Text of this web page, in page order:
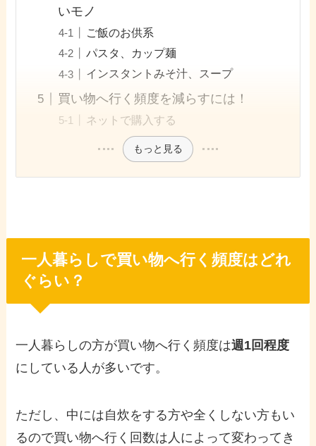
いモノ
ご飯のお供系
パスタ、カップ麺
インスタントみそ汁、スープ
買い物へ行く頻度を減らすには！
ネットで購入する
もっと見る
一人暮らしで買い物へ行く頻度はどれ
ぐらい？
一人暮らしの方が買い物へ行く頻度は週1回程度
にしている人が多いです。
ただし、中には自炊をする方や全くしない方もい
るので買い物へ行く回数は人によって変わってき